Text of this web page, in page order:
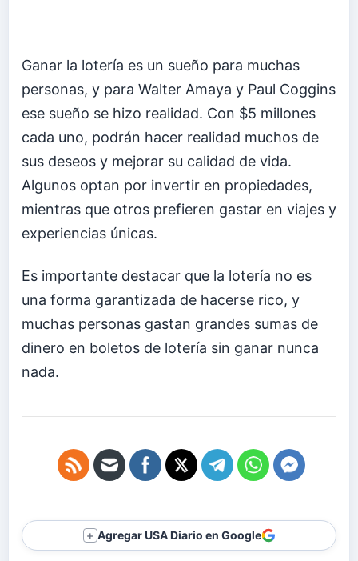
Ganar la lotería es un sueño para muchas
personas, y para Walter Amaya y Paul Coggins
ese sueño se hizo realidad. Con $5 millones
cada uno, podrán hacer realidad muchos de
sus deseos y mejorar su calidad de vida.
Algunos optan por invertir en propiedades,
mientras que otros prefieren gastar en viajes y
experiencias únicas.
Es importante destacar que la lotería no es
una forma garantizada de hacerse rico, y
muchas personas gastan grandes sumas de
dinero en boletos de lotería sin ganar nunca
nada.
＋ Agregar USA Diario en Google